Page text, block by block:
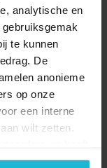
analytische en
te kunnen
De
anonieme
op onze
een interne
wilt zetten.
cookies via